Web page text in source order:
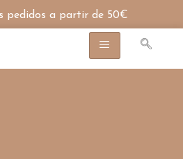
pedidos a partir de 50€